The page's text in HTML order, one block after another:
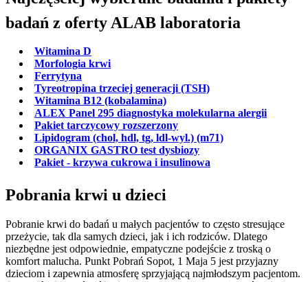
badań z oferty ALAB laboratoria
Witamina D
Morfologia krwi
Ferrytyna
Tyreotropina trzeciej generacji (TSH)
Witamina B12 (kobalamina)
ALEX Panel 295 diagnostyka molekularna alergii
Pakiet tarczycowy rozszerzony
Lipidogram (chol, hdl, tg, ldl-wyl.) (m71)
ORGANIX GASTRO test dysbiozy
Pakiet - krzywa cukrowa i insulinowa
Pobrania krwi u dzieci
Pobranie krwi do badań u małych pacjentów to często stresujące
przeżycie, tak dla samych dzieci, jak i ich rodziców. Dlatego
niezbędne jest odpowiednie, empatyczne podejście z troską o
komfort malucha. Punkt Pobrań Sopot, 1 Maja 5 jest przyjazny
dzieciom i zapewnia atmosferę sprzyjającą najmłodszym pacjentom.